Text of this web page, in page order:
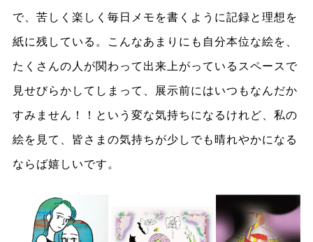
で、苦しく楽しく毎日メモを書くように記録と理想を
紙に残している。こんなあまりにも自分本位な絵を、
たくさんの人が関わって出来上がっているスペースで
見せびらかしてしまって、展示前にはいつもなんだか
すみません！！という変な気持ちになるけれど、私の
絵を見て、皆さまの気持ちが少しでも晴れやかになる
ならば嬉しいです。